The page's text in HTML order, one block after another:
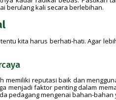
berulang kali secara berlebihan.
kita harus berhati-hati. Agar
memiliki reputasi baik dan
menjadi faktor penting dalam
pedagang mengenai bahan-